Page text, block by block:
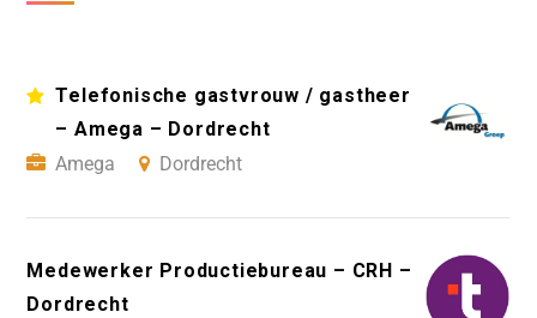
Telefonische gastvrouw / gastheer
– Amega – Dordrecht
Amega
Dordrecht
Medewerker Productiebureau – CRH –
Dordrecht